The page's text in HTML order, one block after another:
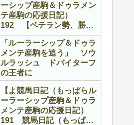
ーシップ産駒＆ドゥラメン
テ産駒の応援日記）
192 【ベテラン勢、勝
つ！！】
「ルーラーシップ＆ドゥラ
メンテ産駒を追う」 ソウ
ルラッシュ ドバイターフ
の王者に
【よ競馬日記（もっぱらル
ーラーシップ産駒＆ドゥラ
メンテ産駒の応援日記）
191 競馬日記（もっぱら